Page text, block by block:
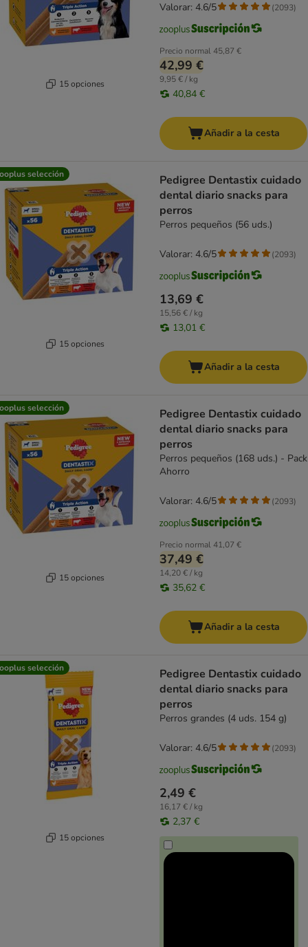
15 opciones
Precio normal45,87 €
42,99 €
9,95 € / kg
40,84 €
Valorar: 4.6/5 (2093)
Añadir a la cesta
selección
15 opciones
Pedigree Dentastix cuidado
dental diario snacks para
perros
Perros pequeños (56 uds.)
13,69 €
15,56 € / kg
13,01 €
Valorar: 4.6/5 (2093)
Añadir a la cesta
selección
15 opciones
Pedigree Dentastix cuidado
dental diario snacks para
perros
Perros pequeños (168 uds.) - Pack
Ahorro
Precio normal41,07 €
37,49 €
14,20 € / kg
35,62 €
Valorar: 4.6/5 (2093)
Añadir a la cesta
selección
15 opciones
Pedigree Dentastix cuidado
dental diario snacks para
perros
Perros grandes (4 uds. 154 g)
2,49 €
16,17 € / kg
2,37 €
Valorar: 4.6/5 (2093)